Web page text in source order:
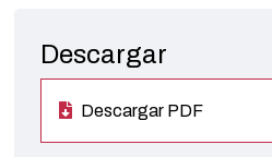
Descargar
Descargar PDF